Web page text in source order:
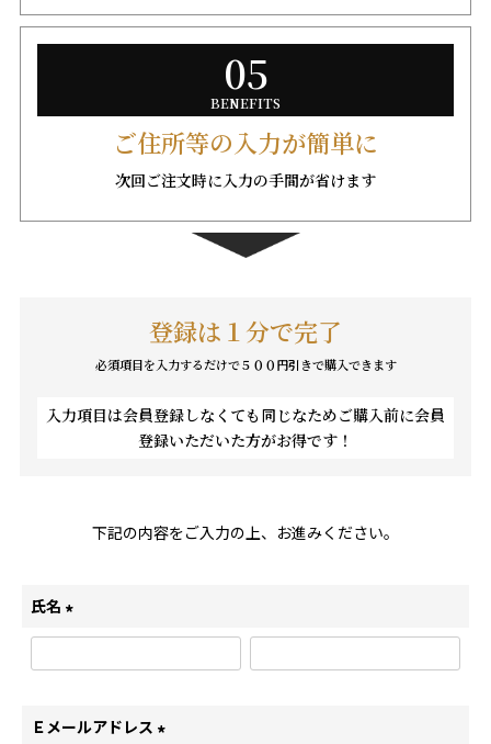
05
BENEFITS
ご住所等の入力が簡単に
次回ご注文時に入力の手間が省けます
登録は１分で完了
必須項目を入力するだけで５００円引きで購入できます
入力項目は会員登録しなくても同じなためご購入前に会員
登録いただいた方がお得です！
下記の内容をご入力の上、お進みください。
氏名
(
必
Ｅメールアドレス